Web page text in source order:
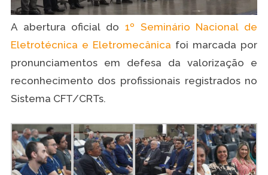
A abertura oficial do 1º Seminário Nacional de
Eletrotécnica e Eletromecânica foi marcada por
pronunciamentos em defesa da valorização e
reconhecimento dos profissionais registrados no
Sistema CFT/CRTs.